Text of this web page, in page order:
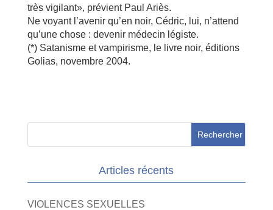
très vigilant», prévient Paul Ariès.
Ne voyant l’avenir qu’en noir, Cédric, lui, n’attend
qu’une chose : devenir médecin légiste.
(*) Satanisme et vampirisme, le livre noir, éditions
Golias, novembre 2004.
Articles récents
VIOLENCES SEXUELLES